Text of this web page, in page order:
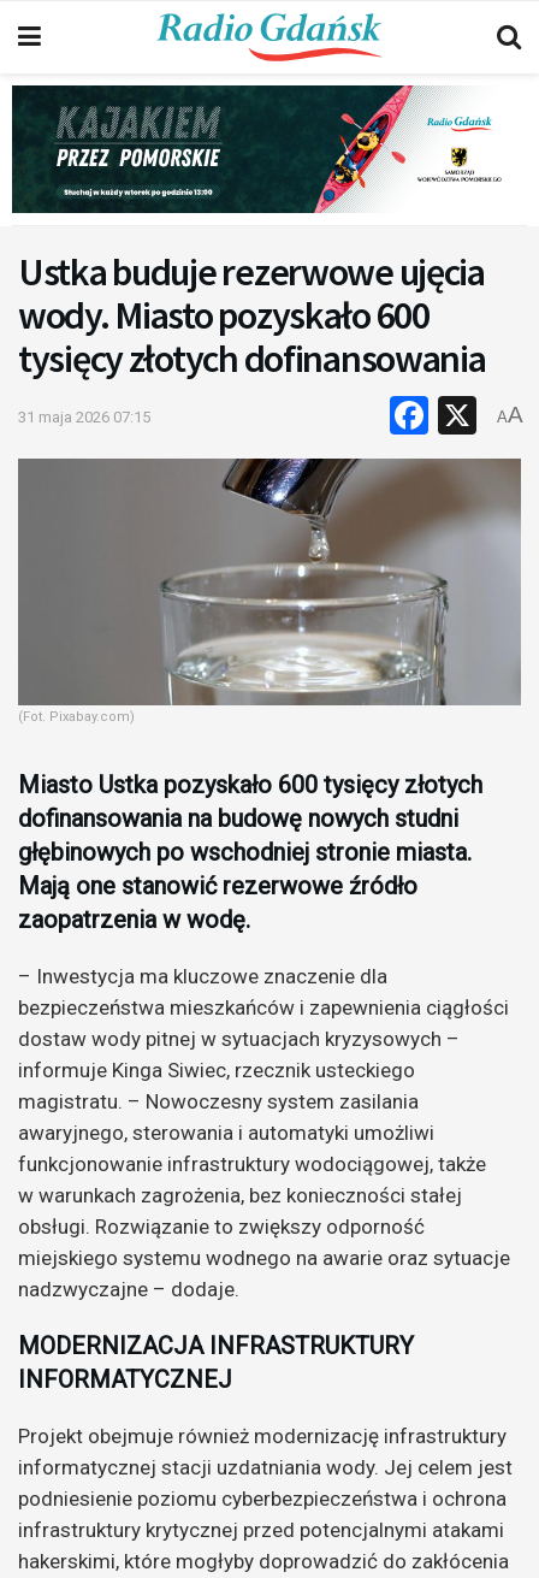
Ustka buduje rezerwowe ujęcia
wody. Miasto pozyskało 600
tysięcy złotych dofinansowania
31 maja 2026 07:15 X
AA
(Fot. Pixabay.com)
Miasto Ustka pozyskało 600 tysięcy złotych
dofinansowania na budowę nowych studni
głębinowych po wschodniej stronie miasta.
Mają one stanowić rezerwowe źródło
zaopatrzenia w wodę.
– Inwestycja ma kluczowe znaczenie dla
bezpieczeństwa mieszkańców i zapewnienia ciągłości
dostaw wody pitnej w sytuacjach kryzysowych –
informuje Kinga Siwiec, rzecznik usteckiego
magistratu. – Nowoczesny system zasilania
awaryjnego, sterowania i automatyki umożliwi
funkcjonowanie infrastruktury wodociągowej, także
w warunkach zagrożenia, bez konieczności stałej
obsługi. Rozwiązanie to zwiększy odporność
miejskiego systemu wodnego na awarie oraz sytuacje
nadzwyczajne – dodaje.
MODERNIZACJA INFRASTRUKTURY
INFORMATYCZNEJ
Projekt obejmuje również modernizację infrastruktury
informatycznej stacji uzdatniania wody. Jej celem jest
podniesienie poziomu cyberbezpieczeństwa i ochrona
infrastruktury krytycznej przed potencjalnymi atakami
hakerskimi, które mogłyby doprowadzić do zakłócenia